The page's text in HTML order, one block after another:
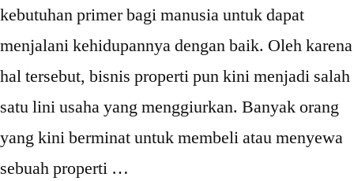
kebutuhan primer bagi manusia untuk dapat
menjalani kehidupannya dengan baik. Oleh karena
hal tersebut, bisnis properti pun kini menjadi salah
satu lini usaha yang menggiurkan. Banyak orang
yang kini berminat untuk membeli atau menyewa
sebuah properti …